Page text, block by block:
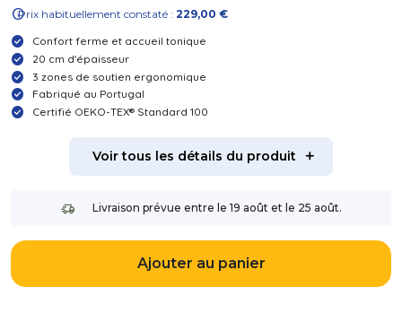
infoPrix habituellement constaté : 229,00 €
Confort ferme et accueil tonique
20 cm d'épaisseur
3 zones de soutien ergonomique
Fabriqué au Portugal
Certifié OEKO-TEX® Standard 100
Voir tous les détails du produit
Livraison prévue entre le 19 août et le 25 août.
Ajouter au panier